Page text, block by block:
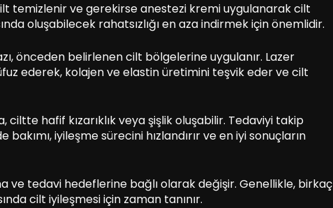
temizlenir ve gerekirse anestezi kremi uygulanarak cilt
oluşabilecek rahatsızlığı en aza indirmek için önemlidir.
önceden belirlenen cilt bölgelerine uygulanır. Lazer
ederek, kolajen ve elastin üretimini teşvik eder ve cilt
ciltte hafif kızarıklık veya şişlik oluşabilir. Tedaviyi takip
iyileşme sürecini hızlandırır ve en iyi sonuçların
ve tedavi hedeflerine bağlı olarak değişir. Genellikle, birkaç
cilt iyileşmesi için zaman tanınır.